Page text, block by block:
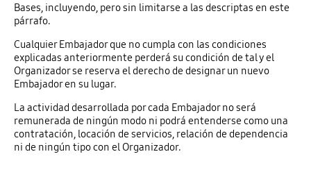
Bases, incluyendo, pero sin limitarse a las descriptas en este
párrafo.
Cualquier Embajador que no cumpla con las condiciones
explicadas anteriormente perderá su condición de tal y el
Organizador se reserva el derecho de designar un nuevo
Embajador en su lugar.
La actividad desarrollada por cada Embajador no será
remunerada de ningún modo ni podrá entenderse como una
contratación, locación de servicios, relación de dependencia
ni de ningún tipo con el Organizador.